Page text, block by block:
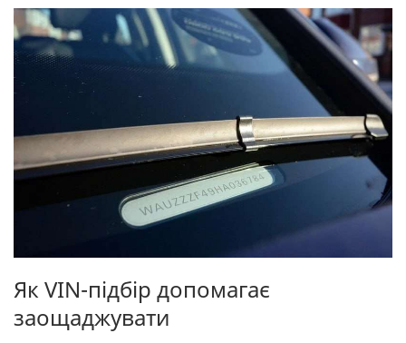
Як VIN-підбір допомагає
заощаджувати